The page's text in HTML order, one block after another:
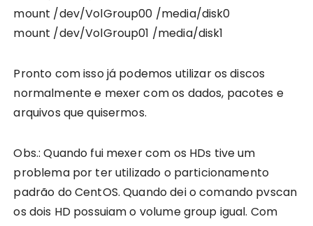
mount /dev/VolGroup00 /media/disk0
mount /dev/VolGroup01 /media/disk1
Pronto com isso já podemos utilizar os discos
normalmente e mexer com os dados, pacotes e
arquivos que quisermos.
Obs.: Quando fui mexer com os HDs tive um
problema por ter utilizado o particionamento
padrão do CentOS. Quando dei o comando pvscan
os dois HD possuiam o volume group igual. Com